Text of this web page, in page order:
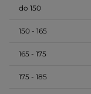
do 150
150 - 165
165 - 175
175 - 185